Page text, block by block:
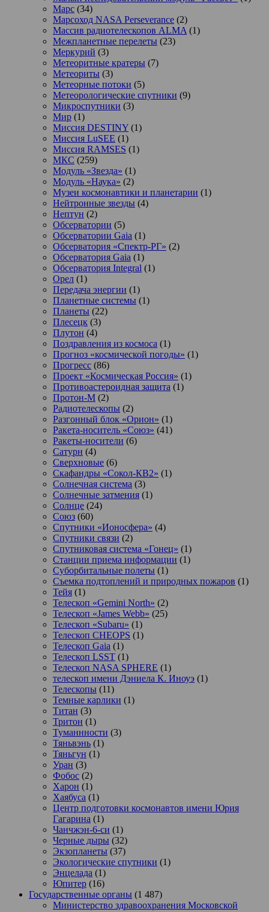
Марс (34)
Марсоход NASA Perseverance (2)
Массив радиотелескопов ALMA (1)
Межпланетные перелеты (23)
Меркурий (3)
Метеоритные кратеры (7)
Метеориты (3)
Метеорные потоки (5)
Метеорологические спутники (9)
Микроспутники (3)
Мир (1)
Миссия DESTINY (1)
Миссия LuSEE (1)
Миссия RAMSES (1)
МКС (259)
Модуль «Звезда» (1)
Модуль «Наука» (2)
Музеи космонавтики и планетарии (1)
Нейтронные звезды (4)
Нептун (2)
Обсерватории (5)
Обсерватории Gaia (1)
Обсерватория «Спектр-РГ» (2)
Обсерватория Gaia (1)
Обсерватория Integral (1)
Орел (1)
Передача энергии (1)
Планетные системы (1)
Планеты (22)
Плесецк (3)
Плутон (4)
Поздравления из космоса (1)
Прогноз «космической погоды» (1)
Прогресс (86)
Проект «Космическая Россия» (1)
Противоастероидная защита (1)
Протон-М (2)
Радиотелескопы (2)
Разгонный блок «Орион» (1)
Ракета-носитель «Союз» (41)
Ракеты-носители (6)
Сатурн (4)
Сверхновые (6)
Скафандры «Сокол-КВ2» (1)
Солнечная система (3)
Солнечные затмения (1)
Солнце (24)
Союз (60)
Спутники «Ионосфера» (4)
Спутники связи (2)
Спутниковая система «Гонец» (1)
Станции приема информации (1)
Суборбитальные полеты (1)
Съемка подтоплений и природных пожаров (1)
Тейя (1)
Телескоп «Gemini North» (2)
Телескоп «James Webb» (25)
Телескоп «Subaru» (1)
Телескоп CHEOPS (1)
Телескоп Gaia (1)
Телескоп LSST (1)
Телескоп NASA SPHERE (1)
телескоп имени Дэниела К. Иноуэ (1)
Телескопы (11)
Темные карлики (1)
Титан (3)
Тритон (1)
Туманнности (3)
Тяньвэнь (1)
Тяньгун (1)
Уран (3)
Фобос (2)
Харон (1)
Хаябуса (1)
Центр подготовки космонавтов имени Юрия
Гагарина (1)
Чанчжэн-6-си (1)
Черные дыры (32)
Экзопланеты (37)
Экологические спутники (1)
Энцелада (1)
Юпитер (16)
Государственные органы (1 487)
Министерство здравоохранения Московской